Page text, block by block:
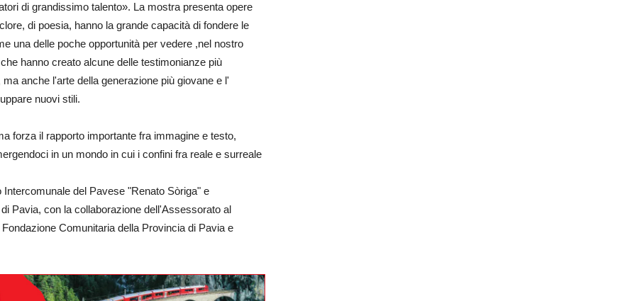
di grandissimo talento». La mostra presenta opere
di poesia, hanno la grande capacità di fondere le
una delle poche opportunità per vedere ,nel nostro
hanno creato alcune delle testimonianze più
anche l'arte della generazione più giovane e l'
nuovi stili.
forza il rapporto importante fra immagine e testo,
in un mondo in cui i confini fra reale e surreale
del Pavese "Renato Sòriga" e
Pavia, con la collaborazione dell'Assessorato al
Comunitaria della Provincia di Pavia e